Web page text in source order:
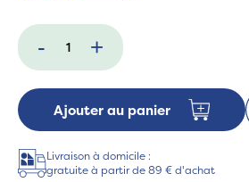
- +
Ajouter au panier
Livraison à domicile :
gratuite à partir de 89 € d'achat